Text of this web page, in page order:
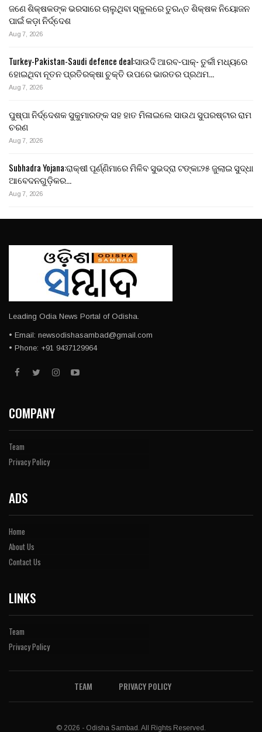
ଜଣେ ଶିକ୍ଷକଙ୍କ ଭରସାରେ ଚାଲୁଥିବା ସ୍କୁଲରେ ତୁରନ୍ତ ଶିକ୍ଷକ ନିୟୋଜନ
ପାଇଁ କଡ଼ା ନିର୍ଦ୍ଦେଶ
Aug 7, 2026
Turkey-Pakistan-Saudi defence deal:ସାଉଦି ଆରବ-ପାକ୍- ତୁର୍କୀ ମଧ୍ୟରେ
ହୋଇଥିବା ନୂତନ ପ୍ରତିରକ୍ଷା ଚୁକ୍ତି ଉପରେ ଭାରତର ପ୍ରଥମ…
Aug 7, 2026
ପୁଷ୍ପା ନିର୍ଦ୍ଦେଶକ ସୁକୁମାରଙ୍କ ସହ ହାତ ମିଳାଇଲେ ସାଉଥ ସୁପରଷ୍ଟାର ରାମ
ଚରଣ
Aug 7, 2026
Subhadra Yojana:ରାକ୍ଷୀ ପୂର୍ଣ୍ଣିମାରେ ମିଳିବ ସୁଭଦ୍ରା ଟଙ୍କା;୨୫ ଜୁଲାଇ ସୁଦ୍ଧା
ଆବେଦନଗୁଡ଼ିକର…
Aug 7, 2026
Leading Odia News Portal of Odisha.
• Email: newsodishasambad@gmail.com
• Phone: +91 9437129964
COMPANY
Team
Privacy Policy
ADS
Home
About Us
Contact Us
LINKS
Team
Privacy Policy
TEAM PRIVACY POLICY
© 2026 - Odisha Sambad. All Rights Reserved.